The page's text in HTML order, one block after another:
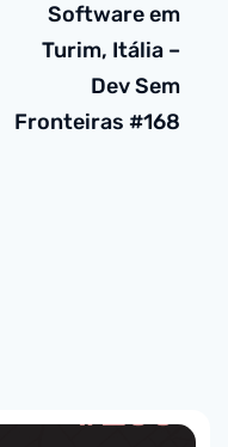
Software em
Turim, Itália –
Dev Sem
Fronteiras #168